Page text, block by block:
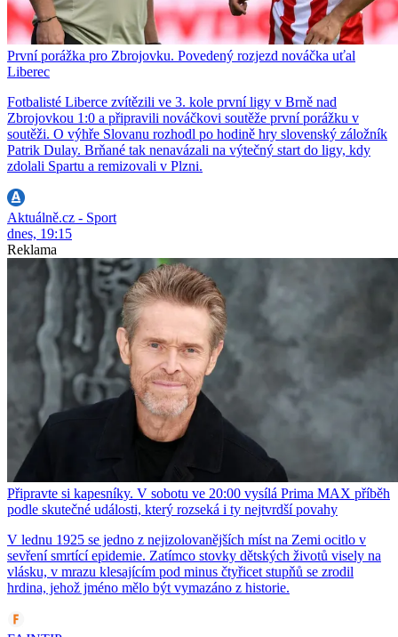
První porážka pro Zbrojovku. Povedený rozjezd nováčka uťal
Liberec
Fotbalisté Liberce zvítězili ve 3. kole první ligy v Brně nad
Zbrojovkou 1:0 a připravili nováčkovi soutěže první porážku v
soutěži. O výhře Slovanu rozhodl po hodině hry slovenský záložník
Patrik Dulay. Brňané tak nenavázali na výtečný start do ligy, kdy
zdolali Spartu a remizovali v Plzni.
Aktuálně.cz - Sport
dnes, 19:15
Reklama
Připravte si kapesníky. V sobotu ve 20:00 vysílá Prima MAX příběh
podle skutečné události, který rozseká i ty nejtvrdší povahy
V lednu 1925 se jedno z nejizolovanějších míst na Zemi ocitlo v
sevření smrtící epidemie. Zatímco stovky dětských životů visely na
vlásku, v mrazu klesajícím pod minus čtyřicet stupňů se zrodil
hrdina, jehož jméno mělo být vymazáno z historie.